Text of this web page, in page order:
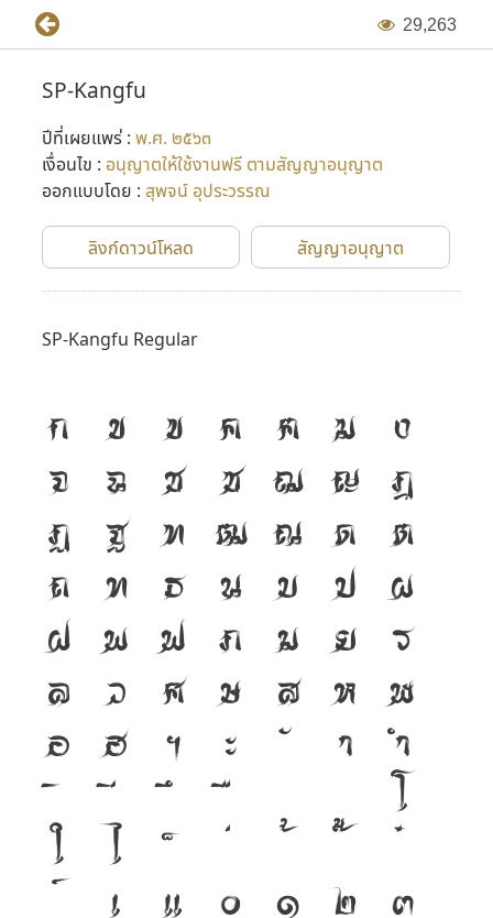
29,263
SP-Kangfu
ปีที่เผยแพร่ : พ.ศ. ๒๕๖๓
เงื่อนไข : อนุญาตให้ใช้งานฟรี ตามสัญญาอนุญาต
ออกแบบโดย : สุพจน์ อุประวรรณ
ลิงก์ดาวน์โหลด สัญญาอนุญาต
SP-Kangfu Regular
ก ข ฃ ค ฅ ฆ
ง
จ
ฉ ช ซ ฌ ญ
ฎ
ฏ
ฐ ฑ ฒ ณ ด
ต
ถ
ท ธ น บ ป
ผ
ฝ
พ ฟ ภ ม ย
ร
ล
ว ศ ษ ส ห
ฬ
อ
ฮ ฯ ะ า
ำ
โ
ใ
ไ
เ
แ ๐ ๑ ๒
๓